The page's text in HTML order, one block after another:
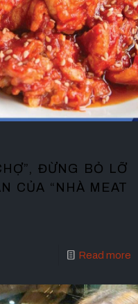
ĐỪNG BỎ LỠ
CỦA “NHÀ MEAT
Read more